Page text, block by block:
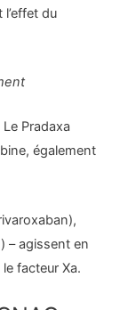
du
Pradaxa
également
– agissent en
facteur Xa.